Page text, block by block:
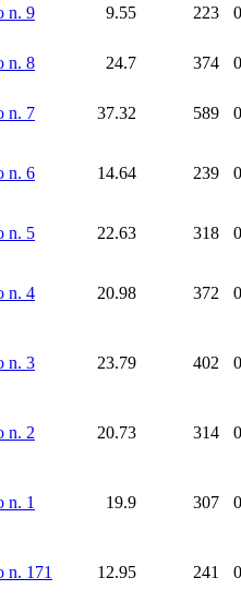
n. 9 9.55 223
n. 8 24.7 374
n. 7 37.32 589
n. 6 14.64 239
n. 5 22.63 318
n. 4 20.98 372
n. 3 23.79 402
n. 2 20.73 314
n. 1 19.9 307
n. 171 12.95 241